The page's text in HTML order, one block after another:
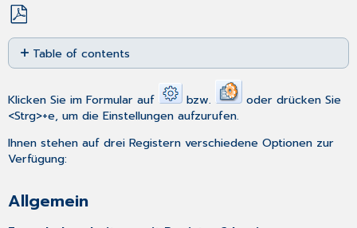
Save
as
PDF
Table of contents
Bereich
Stempeldruck
Rechnungsnummer:
Drucken
Speicherung
Klicken Sie im Formular auf bzw.
oder drücken Sie
<Strg>+e, um die Einstellungen aufzurufen.
Ihnen stehen auf drei Registern verschiedene Optionen zur
Verfügung:
Allgemein